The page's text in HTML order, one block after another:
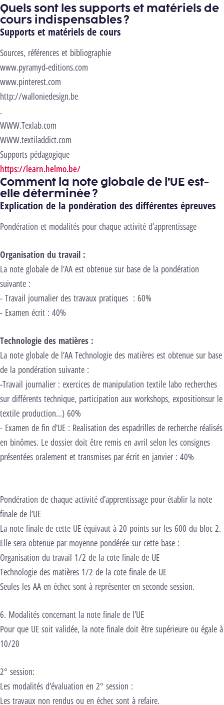
Quels sont les supports et matériels de
cours indispensables ?
Supports et matériels de cours
Sources, références et bibliographie
www.pyramyd-editions.com
www.pinterest.com
http://walloniedesign.be
.
WWW.Texlab.com
WWW.textiladdict.com
Supports pédagogique
https://learn.helmo.be/
Comment la note globale de l’UE est-
elle déterminée ?
Explication de la pondération des différentes épreuves
Pondération et modalités pour chaque activité d’apprentissage
Organisation du travail :
La note globale de l’AA est obtenue sur base de la pondération
suivante :
- Travail journalier des travaux pratiques : 60%
- Examen écrit : 40%
Technologie des matières :
La note globale de l’AA Technologie des matières est obtenue sur base
de la pondération suivante :
-Travail journalier : exercices de manipulation textile labo recherches
sur différents technique, participation aux workshops, expositionsur le
textile production…) 60%
- Examen de fin d’UE : Realisation des espadrilles de recherche réalisés
en binômes. Le dossier doit être remis en avril selon les consignes
présentées oralement et transmises par écrit en janvier : 40%
Pondération de chaque activité d’apprentissage pour établir la note
finale de l’UE
La note finale de cette UE équivaut à 20 points sur les 600 du bloc 2.
Elle sera obtenue par moyenne pondérée sur cette base :
Organisation du travail 1/2 de la cote finale de UE
Technologie des matières 1/2 de la cote finale de UE
Seules les AA en échec sont à représenter en seconde session.
6. Modalités concernant la note finale de l’UE
Pour que UE soit validée, la note finale doit être supérieure ou égale à
10/20
2° session:
Les modalités d’évaluation en 2° session :
Les travaux non rendus ou en échec sont à refaire.